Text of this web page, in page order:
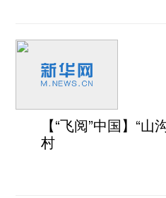
【“飞阅”中国】“
村